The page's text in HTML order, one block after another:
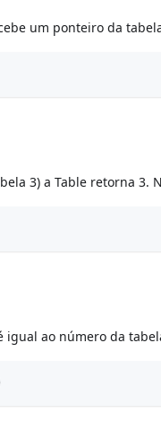
um ponteiro da
3) a Table retorna 3.
igual ao número da